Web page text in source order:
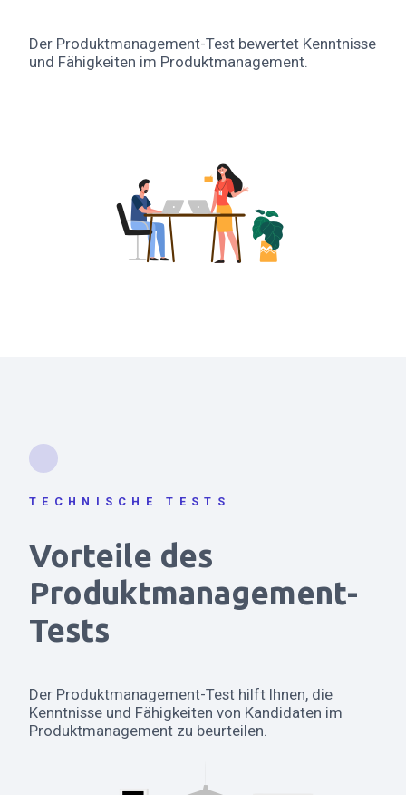
Der Produktmanagement-Test bewertet Kenntnisse
und Fähigkeiten im Produktmanagement.
TECHNISCHE TESTS
Vorteile des
Produktmanagement-
Tests
Der Produktmanagement-Test hilft Ihnen, die
Kenntnisse und Fähigkeiten von Kandidaten im
Produktmanagement zu beurteilen.